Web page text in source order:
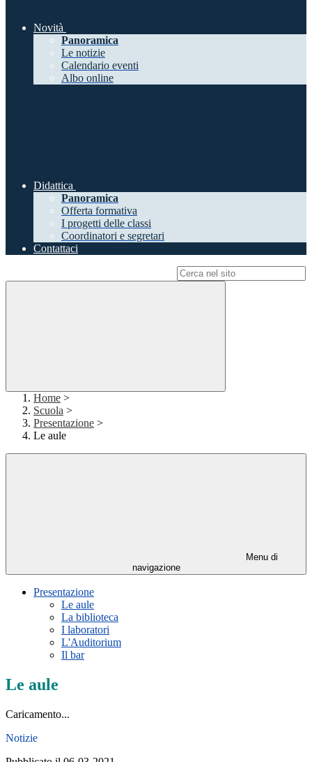
Novità
Panoramica
Le notizie
Calendario eventi
Albo online
Didattica
Panoramica
Offerta formativa
I progetti delle classi
Coordinatori e segretari
Contattaci
Home >
Scuola >
Presentazione >
Le aule
Menu di
navigazione
Presentazione
Le aule
La biblioteca
I laboratori
L'Auditorium
Il bar
Le aule
Caricamento...
Notizie